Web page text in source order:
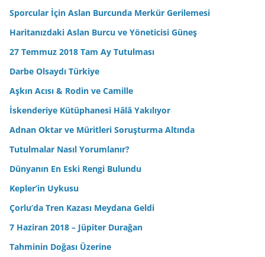
Sporcular İçin Aslan Burcunda Merkür Gerilemesi
Haritanızdaki Aslan Burcu ve Yöneticisi Güneş
27 Temmuz 2018 Tam Ay Tutulması
Darbe Olsaydı Türkiye
Aşkın Acısı & Rodin ve Camille
İskenderiye Kütüphanesi Hâlâ Yakılıyor
Adnan Oktar ve Müritleri Soruşturma Altında
Tutulmalar Nasıl Yorumlanır?
Dünyanın En Eski Rengi Bulundu
Kepler’in Uykusu
Çorlu’da Tren Kazası Meydana Geldi
7 Haziran 2018 – Jüpiter Durağan
Tahminin Doğası Üzerine